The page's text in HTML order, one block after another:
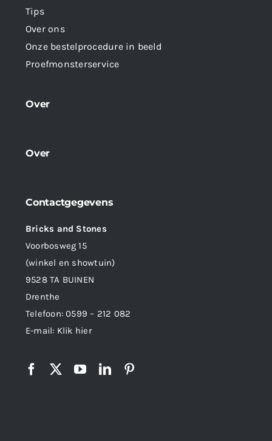
Tips
Over ons
Onze bestelprocedure in beeld
Proefmonsterservice
Over
Over
Contactgegevens
Bricks and Stones
Voorbosweg 15
(winkel en showtuin)
9528 TA BUINEN
Drenthe
Telefoon:0599 – 212 082
E-mail: Klik hier